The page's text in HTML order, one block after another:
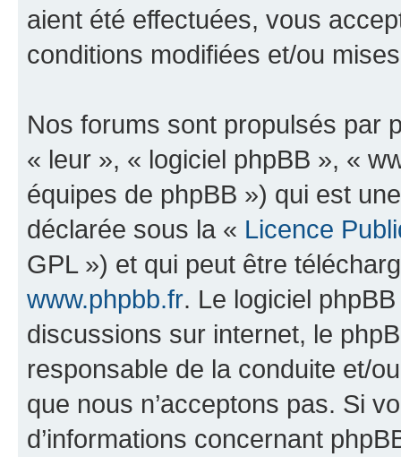
aient été effectuées, vous
conditions modifiées et/ou
Nos forums sont propulsés par
« leur », « logiciel phpBB », «
équipes de phpBB ») qui est
déclarée sous la « Licence
GPL ») et qui peut être
www.phpbb.fr. Le logiciel
discussions sur internet, le
responsable de la conduite et/
que nous n’acceptons pas. Si
d’informations concernant